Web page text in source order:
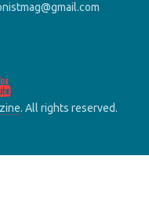
. All rights reserved.